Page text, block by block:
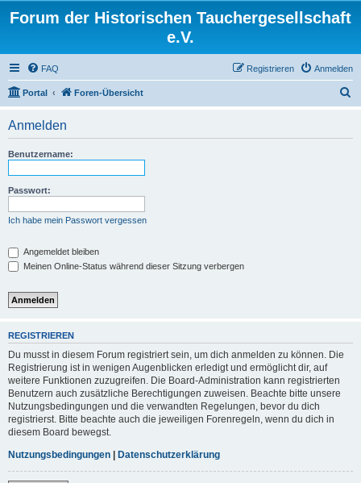
Forum der Historischen Tauchergesellschaft
e.V.
FAQ Anmelden
Registrieren
Portal Foren-Übersicht
Anmelden
Benutzername:
Passwort:
Ich habe mein Passwort vergessen
Angemeldet bleiben
Meinen Online-Status während dieser Sitzung verbergen
REGISTRIEREN
Du musst in diesem Forum registriert sein, um dich anmelden zu können. Die
Registrierung ist in wenigen Augenblicken erledigt und ermöglicht dir, auf
weitere Funktionen zuzugreifen. Die Board-Administration kann registrierten
Benutzern auch zusätzliche Berechtigungen zuweisen. Beachte bitte unsere
Nutzungsbedingungen und die verwandten Regelungen, bevor du dich
registrierst. Bitte beachte auch die jeweiligen Forenregeln, wenn du dich in
diesem Board bewegst.
Nutzungsbedingungen | Datenschutzerklärung